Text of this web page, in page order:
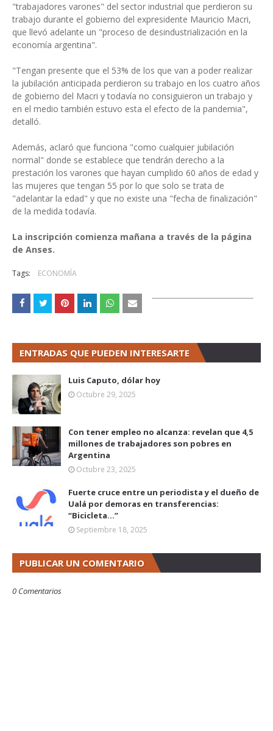
"trabajadores varones" del sector industrial que perdieron su
trabajo durante el gobierno del expresidente Mauricio Macri,
que llevó adelante un "proceso de desindustrialización en la
economía argentina".
"Tengan presente que el 53% de los que van a poder realizar
la jubilación anticipada perdieron su trabajo en los cuatro años
de gobierno del Macri y todavía no consiguieron un trabajo y
en el medio también estuvo esta el efecto de la pandemia",
detalló.
Además, aclaró que funciona "como cualquier jubilación
normal" donde se establece que tendrán derecho a la
prestación los varones que hayan cumplido 60 años de edad y
las mujeres que tengan 55 por lo que solo se trata de
"adelantar la edad" y que no existe una "fecha de finalización"
de la medida todavía.
La inscripción comienza mañana a través de la página
de Anses.
Tags: ECONOMÍA
ENTRADAS QUE PUEDEN INTERESARTE
Luis Caputo, dólar hoy
Octubre 29, 2025
Con tener empleo no alcanza: revelan que 4,5
millones de trabajadores son pobres en
Argentina
Octubre 23, 2025
Fuerte cruce entre un periodista y el dueño de
Ualá por demoras en transferencias:
“Bicicleta...”
Septiembre 18, 2025
PUBLICAR UN COMENTARIO
0 Comentarios